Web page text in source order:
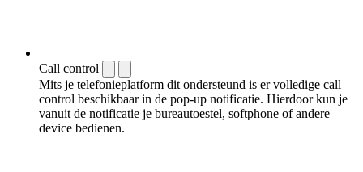
Call control
Mits je telefonieplatform dit ondersteund is er volledige call
control beschikbaar in de pop-up notificatie. Hierdoor kun je
vanuit de notificatie je bureautoestel, softphone of andere
device bedienen.